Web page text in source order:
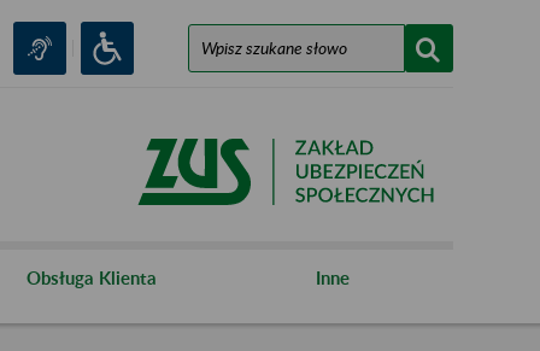
Obsługa Klienta Inne